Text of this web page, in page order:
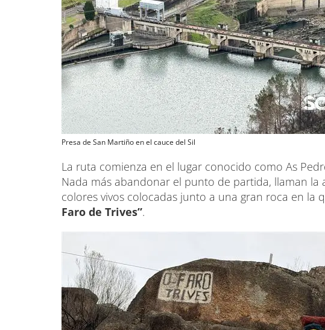
Presa de San Martiño en el cauce del Sil
La ruta comienza en el lugar conocido como As
Nada más abandonar el punto de partida, llaman
colores vivos colocadas junto a una gran roca en la
Faro de Trives”.